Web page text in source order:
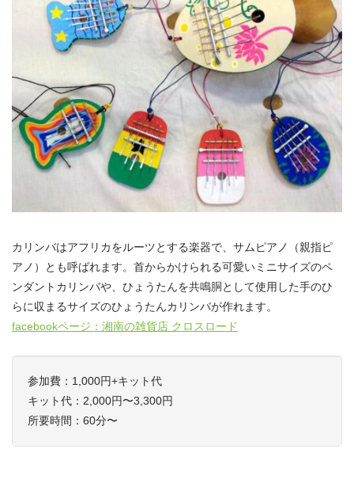
カリンバはアフリカをルーツとする楽器で、サムピアノ（親指ピ
アノ）とも呼ばれます。首からかけられる可愛いミニサイズのペ
ンダントカリンバや、ひょうたんを共鳴胴として使用した手のひ
らに収まるサイズのひょうたんカリンバが作れます。
facebookページ：湘南の雑貨店 クロスロード
参加費：1,000円+キット代
キット代：2,000円〜3,300円
所要時間：60分〜